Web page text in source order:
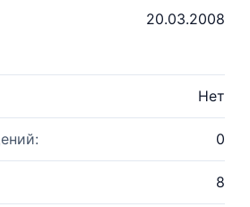
20.03.2008
Нет
0
8